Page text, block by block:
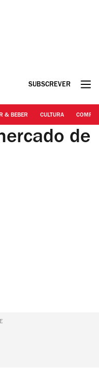
SUBSCREVER
& BEBER CULTURA
de